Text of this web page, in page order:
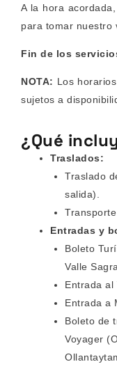
A la hora
para tomar nuestro
Fin de los
NOTA: Los
sujetos a
¿Qué
Traslados:
Traslado
salida).
Entradas y
Boleto
Valle
Entrada al
Entrada a
Boleto de
Voyager